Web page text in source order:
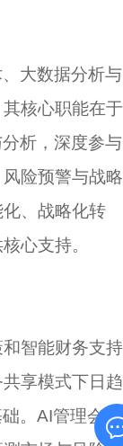
大数据分析与
核心职能在于
析，深度参与
险预警与战略
、战略化转
心支持。
智能财务支持
享模式下日趋
。AI管理会计